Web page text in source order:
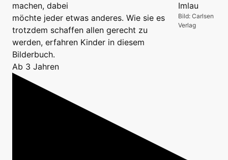
Bild: Carlsen
Verlag
machen, dabei
möchte jeder etwas anderes. Wie sie es
trotzdem schaffen allen gerecht zu
werden, erfahren Kinder in diesem
Bilderbuch.
Ab 3 Jahren